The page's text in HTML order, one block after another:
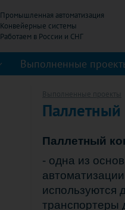
Промышленная автоматизация
Конвейерные системы
Выполненные
Выполненные проекты
Паллетный
Паллетный
- одна из
используются
транспортеры